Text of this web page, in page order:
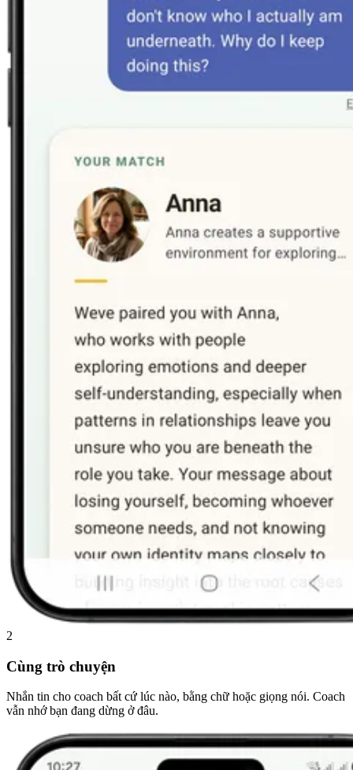
2
Cùng trò chuyện
Nhắn tin cho coach bất cứ lúc nào, bằng chữ hoặc giọng nói. Coach
vẫn nhớ bạn đang dừng ở đâu.